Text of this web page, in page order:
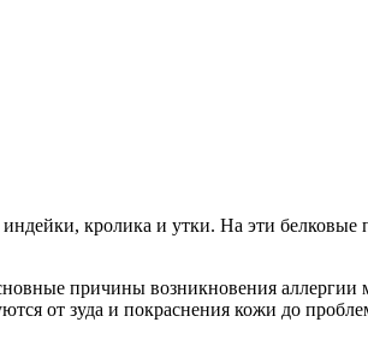
кролика и утки. На эти белковые
причины возникновения
от зуда и покраснения кожи до